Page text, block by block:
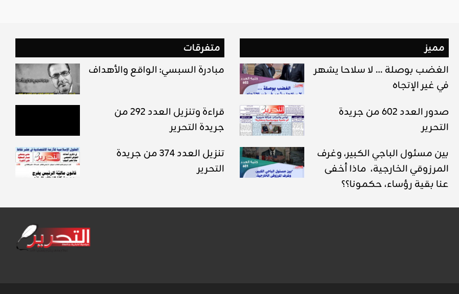
متفرقات
مبادرة السبسي: الواقع والأهداف
قراءة وتنزيل العدد 292 من
جريدة التحرير
تنزيل العدد 374 من جريدة
التحرير
مميز
الغضب بوصلة … لا سلاحا يشهر
في غير الإتجاه
صدور العدد 602 من جريدة
التحرير
بين مسئول الباجي الكبير، وغرف
المرزوقي الخارجية، ماذا أخفى
عنا بقية رؤساء، حكمونا؟؟